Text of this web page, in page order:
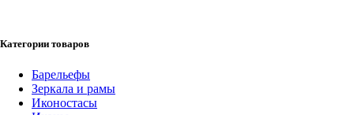
Категории товаров
Барельефы
Зеркала и рамы
Иконостасы